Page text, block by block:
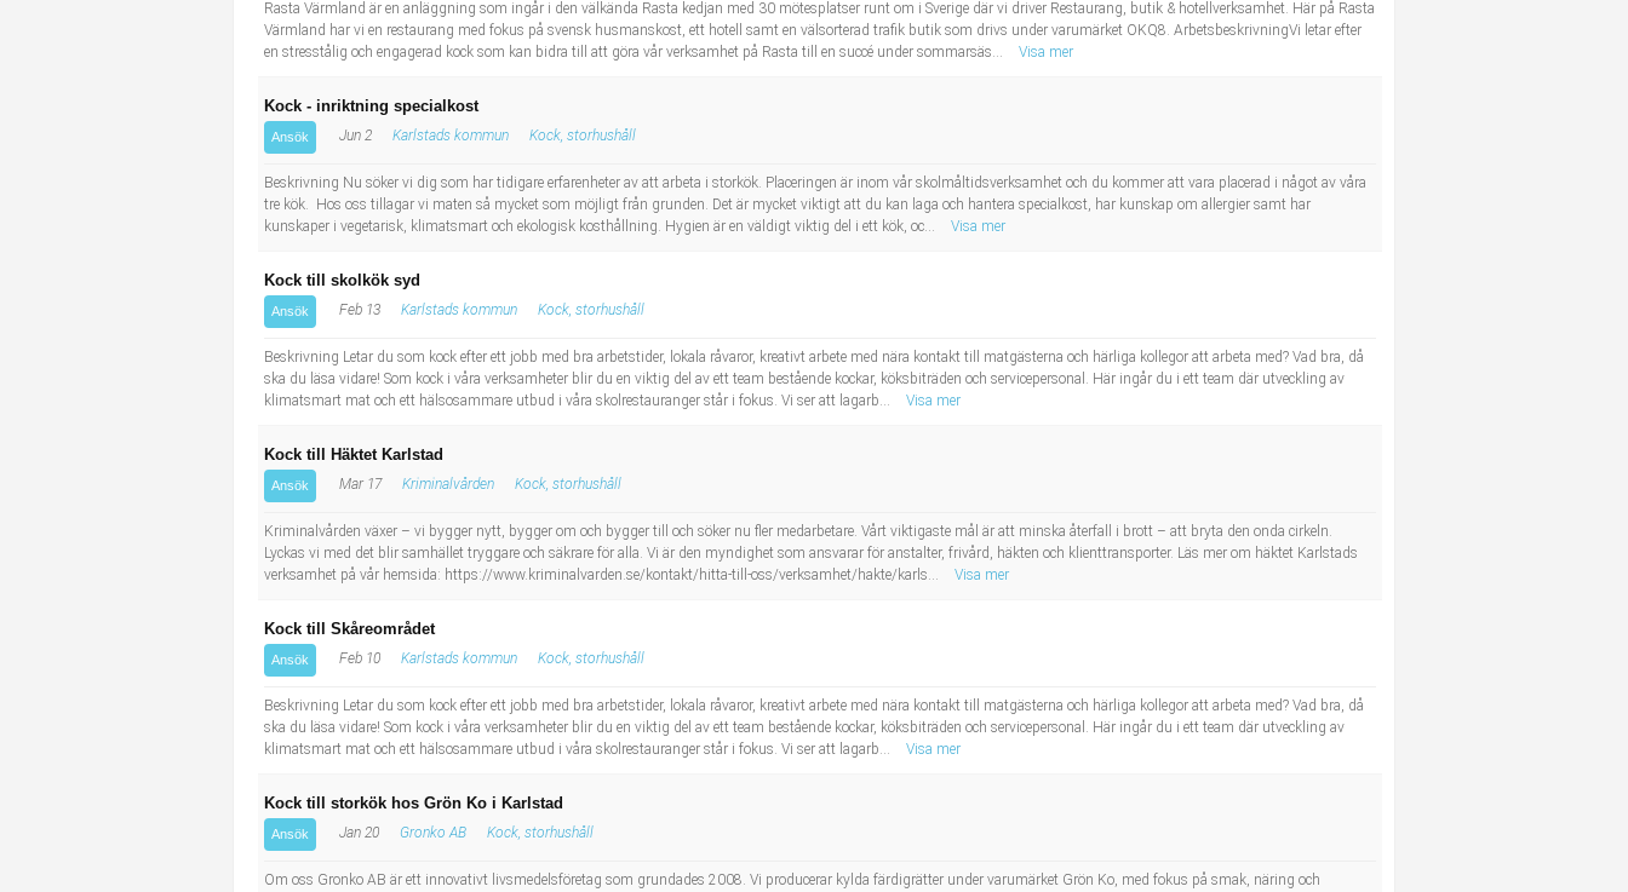
Rasta Värmland är en anläggning som ingår i den välkända Rasta kedjan med 30 mötesplatser runt om i Sverige där vi driver Restaurang, butik & hotellverksamhet. Här på Rasta
Värmland har vi en restaurang med fokus på svensk husmanskost, ett hotell samt en välsorterad trafik butik som drivs under varumärket OKQ8. ArbetsbeskrivningVi letar efter
en stresstålig och engagerad kock som kan bidra till att göra vår verksamhet på Rasta till en succé under sommarsäs...
Visa mer
Kock - inriktning specialkost
Ansök Jun 2 Karlstads kommun Kock, storhushåll
Beskrivning Nu söker vi dig som har tidigare erfarenheter av att arbeta i storkök. Placeringen är inom vår skolmåltidsverksamhet och du kommer att vara placerad i något av våra
tre kök. Hos oss tillagar vi maten så mycket som möjligt från grunden. Det är mycket viktigt att du kan laga och hantera specialkost, har kunskap om allergier samt har
kunskaper i vegetarisk, klimatsmart och ekologisk kosthållning. Hygien är en väldigt viktig del i ett kök, oc...
Visa mer
Kock till skolkök syd
Ansök Feb 13 Karlstads kommun Kock, storhushåll
Beskrivning Letar du som kock efter ett jobb med bra arbetstider, lokala råvaror, kreativt arbete med nära kontakt till matgästerna och härliga kollegor att arbeta med? Vad bra, då
ska du läsa vidare! Som kock i våra verksamheter blir du en viktig del av ett team bestående kockar, köksbiträden och servicepersonal. Här ingår du i ett team där utveckling av
klimatsmart mat och ett hälsosammare utbud i våra skolrestauranger står i fokus. Vi ser att lagarb...
Visa mer
Kock till Häktet Karlstad
Ansök Mar 17 Kriminalvården Kock, storhushåll
Kriminalvården växer – vi bygger nytt, bygger om och bygger till och söker nu fler medarbetare. Vårt viktigaste mål är att minska återfall i brott – att bryta den onda cirkeln.
Lyckas vi med det blir samhället tryggare och säkrare för alla. Vi är den myndighet som ansvarar för anstalter, frivård, häkten och klienttransporter. Läs mer om häktet Karlstads
verksamhet på vår hemsida: https://www.kriminalvarden.se/kontakt/hitta-till-oss/verksamhet/hakte/karls...
Visa mer
Kock till Skåreområdet
Ansök Feb 10 Karlstads kommun Kock, storhushåll
Beskrivning Letar du som kock efter ett jobb med bra arbetstider, lokala råvaror, kreativt arbete med nära kontakt till matgästerna och härliga kollegor att arbeta med? Vad bra, då
ska du läsa vidare! Som kock i våra verksamheter blir du en viktig del av ett team bestående kockar, köksbiträden och servicepersonal. Här ingår du i ett team där utveckling av
klimatsmart mat och ett hälsosammare utbud i våra skolrestauranger står i fokus. Vi ser att lagarb...
Visa mer
Kock till storkök hos Grön Ko i Karlstad
Ansök Jan 20 Gronko AB Kock, storhushåll
Om oss Gronko AB är ett innovativt livsmedelsföretag som grundades 2008. Vi producerar kylda färdigrätter under varumärket Grön Ko, med fokus på smak, näring och